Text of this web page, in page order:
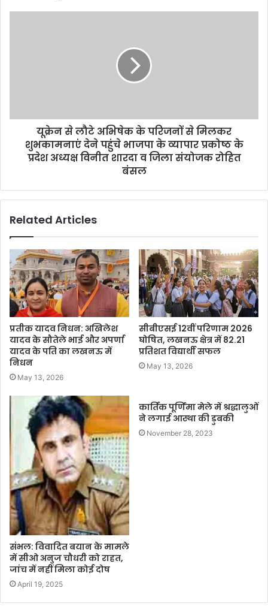
यूक्रेन से लौटे अभिषेक के परिजनों से मिलकर
शुभकामनाएं देने पहुंचे भाजपा के व्यापार प्रकोष्ठ के
प्रदेश अध्यक्ष विनीत शारदा व जिला संयोजक रोहित
बंसल
Related Articles
प्रतीक यादव निधन: अखिलेश
यादव के सौतेले भाई और अपर्णा
यादव के पति का लखनऊ में
निधन
May 13, 2026
सीबीएसई 12वीं परिणाम 2026
घोषित, लखनऊ क्षेत्र में 82.21
प्रतिशत विद्यार्थी सफल
May 13, 2026
संभल: विवादित बयान के मामले
में सीओ अनुज चौधरी को राहत,
जांच में नहीं मिला कोई दोष
April 19, 2025
कार्तिक पूर्णिमा मेले में श्रद्धालुओं
ने लगाई आस्था की डुबकी
November 28, 2023